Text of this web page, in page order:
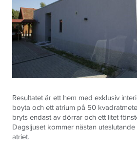
Resultatet är ett hem med exklusiv
boyta och ett atrium på 50
bryts endast av dörrar och ett litet
Dagsljuset kommer nästan
atriet.